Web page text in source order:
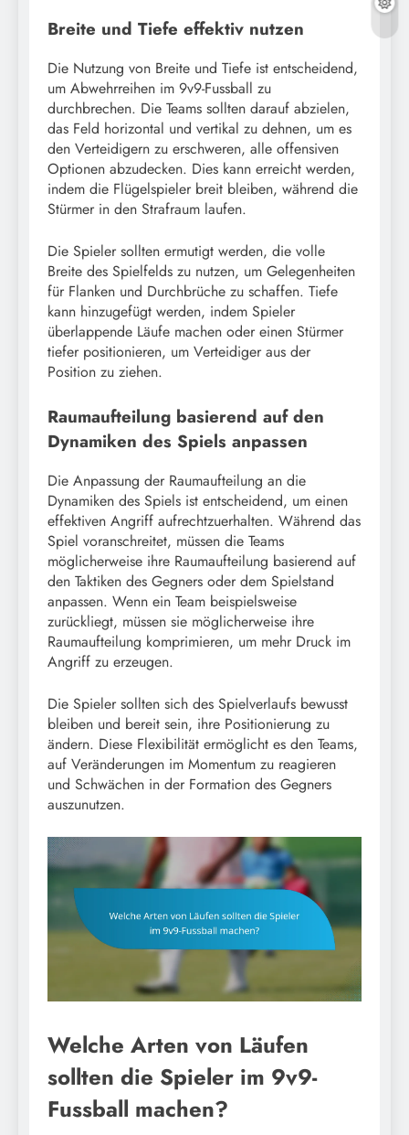
Breite und Tiefe effektiv nutzen
Die Nutzung von Breite und Tiefe ist entscheidend,
um Abwehrreihen im 9v9-Fussball zu
durchbrechen. Die Teams sollten darauf abzielen,
das Feld horizontal und vertikal zu dehnen, um es
den Verteidigern zu erschweren, alle offensiven
Optionen abzudecken. Dies kann erreicht werden,
indem die Flügelspieler breit bleiben, während die
Stürmer in den Strafraum laufen.
Die Spieler sollten ermutigt werden, die volle
Breite des Spielfelds zu nutzen, um Gelegenheiten
für Flanken und Durchbrüche zu schaffen. Tiefe
kann hinzugefügt werden, indem Spieler
überlappende Läufe machen oder einen Stürmer
tiefer positionieren, um Verteidiger aus der
Position zu ziehen.
Raumaufteilung basierend auf den
Dynamiken des Spiels anpassen
Die Anpassung der Raumaufteilung an die
Dynamiken des Spiels ist entscheidend, um einen
effektiven Angriff aufrechtzuerhalten. Während das
Spiel voranschreitet, müssen die Teams
möglicherweise ihre Raumaufteilung basierend auf
den Taktiken des Gegners oder dem Spielstand
anpassen. Wenn ein Team beispielsweise
zurückliegt, müssen sie möglicherweise ihre
Raumaufteilung komprimieren, um mehr Druck im
Angriff zu erzeugen.
Die Spieler sollten sich des Spielverlaufs bewusst
bleiben und bereit sein, ihre Positionierung zu
ändern. Diese Flexibilität ermöglicht es den Teams,
auf Veränderungen im Momentum zu reagieren
und Schwächen in der Formation des Gegners
auszunutzen.
Welche Arten von Läufen
sollten die Spieler im 9v9-
Fussball machen?